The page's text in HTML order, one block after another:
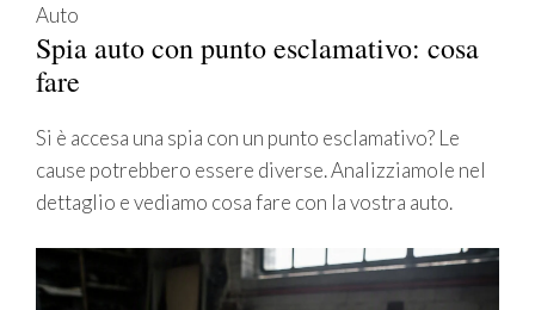
Auto
Spia auto con punto esclamativo: cosa
fare
Si è accesa una spia con un punto esclamativo? Le
cause potrebbero essere diverse. Analizziamole nel
dettaglio e vediamo cosa fare con la vostra auto.